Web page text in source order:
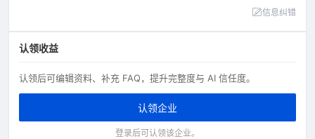
信息纠错
认领收益
认领后可编辑资料、补充 FAQ，提升完整度与 AI 信任度。
认领企业
登录后可认领该企业。